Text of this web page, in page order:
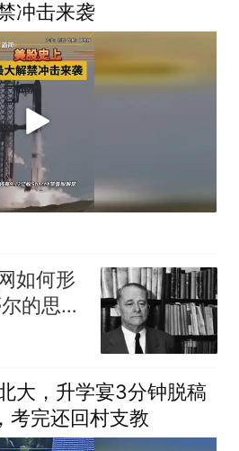
冲击来袭
如何形
的思想
大，升学宴3分钟脱稿
考完还回村支教